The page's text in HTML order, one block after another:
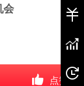
会
点赞